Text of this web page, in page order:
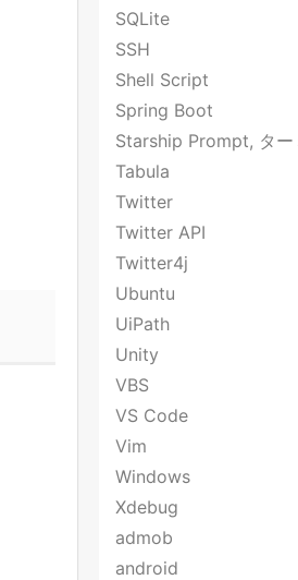
SQLite
SSH
Shell Script
Spring Boot
Starship Prompt, ター
Tabula
Twitter
Twitter API
Twitter4j
Ubuntu
UiPath
Unity
VBS
VS Code
Vim
Windows
Xdebug
admob
android